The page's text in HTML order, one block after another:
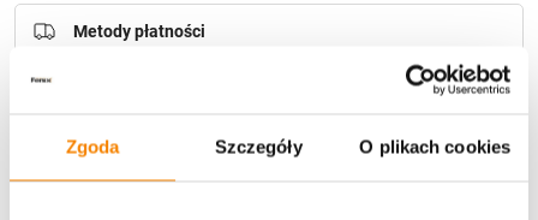
Zgoda Szczegóły O plikach cookies
Metody płatności